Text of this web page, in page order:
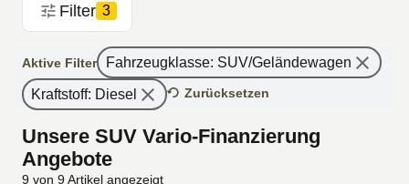
Filter 3
Aktive Filter Fahrzeugklasse: SUV/Geländewagen
Kraftstoff: Diesel Zurücksetzen
Unsere SUV Vario-Finanzierung
Angebote
9 von 9Artikel angezeigt